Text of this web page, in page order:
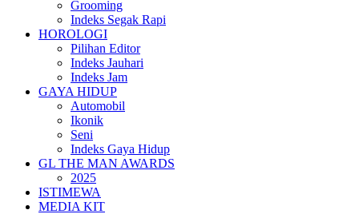
Grooming
Indeks Segak Rapi
HOROLOGI
Pilihan Editor
Indeks Jauhari
Indeks Jam
GAYA HIDUP
Automobil
Ikonik
Seni
Indeks Gaya Hidup
GL THE MAN AWARDS
2025
ISTIMEWA
MEDIA KIT